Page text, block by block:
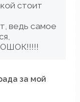
стоит
ведь самое
за мой